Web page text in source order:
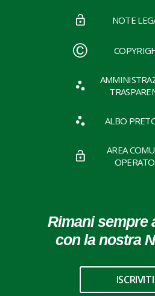
NOTE
ALBO
AREA
Rimani sempre
con la nostra
ISCRIVITI